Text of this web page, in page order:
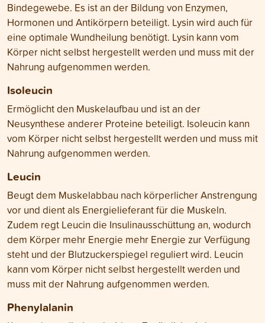
Bindegewebe. Es ist an der Bildung von Enzymen,
Hormonen und Antikörpern beteiligt. Lysin wird auch für
eine optimale Wundheilung benötigt. Lysin kann vom
Körper nicht selbst hergestellt werden und muss mit der
Nahrung aufgenommen werden.
Isoleucin
Ermöglicht den Muskelaufbau und ist an der
Neusynthese anderer Proteine beteiligt. Isoleucin kann
vom Körper nicht selbst hergestellt werden und muss mit
Nahrung aufgenommen werden.
Leucin
Beugt dem Muskelabbau nach körperlicher Anstrengung
vor und dient als Energielieferant für die Muskeln.
Zudem regt Leucin die Insulinausschüttung an, wodurch
dem Körper mehr Energie mehr Energie zur Verfügung
steht und der Blutzuckerspiegel reguliert wird. Leucin
kann vom Körper nicht selbst hergestellt werden und
muss mit der Nahrung aufgenommen werden.
Phenylalanin